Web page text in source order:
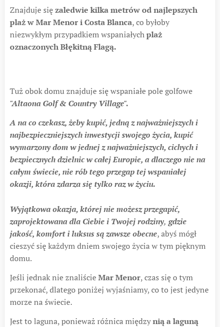
Znajduje sięzaledwie kilka metrów od najlepszych
plaż w Mar Menor i Costa Blanca, co byłoby
niezwykłym przypadkiem wspaniałychplaż
oznaczonych Błękitną Flagą.
Tuż obok domu znajduje się wspaniałe pole golfowe
"Altaona Golf & Country Village".
A na co czekasz, żeby kupić, jedną z najważniejszych i
najbezpieczniejszych inwestycji swojego życia, kupić
wymarzony dom w jednej z najważniejszych, cichych i
bezpiecznych dzielnic w całej Europie, a dlaczego nie na
całym świecie, nie rób tego przegap tej wspaniałej
okazji, która zdarza się tylko raz w życiu.
Wyjątkowa okazja, której nie możesz przegapić,
zaprojektowana dla Ciebie i Twojej rodziny, gdzie
jakość, komfort i luksus są zawsze obecne, abyś mógł
cieszyć się każdym dniem swojego życia w tym pięknym
domu.
Jeśli jednak nie znaliścieMar Menor, czas się o tym
przekonać, dlatego poniżej wyjaśniamy, co to jest jedyne
morze na świecie.
Jest to laguna, ponieważ różnica międzynią a laguną